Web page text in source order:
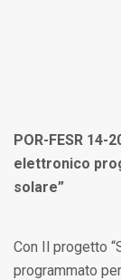
POR-FESR
elettronico
solare”
Con Il progetto
programmato